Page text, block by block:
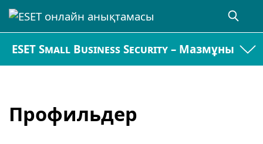
ESET Small Business Security – Мазмұны
Профильдер